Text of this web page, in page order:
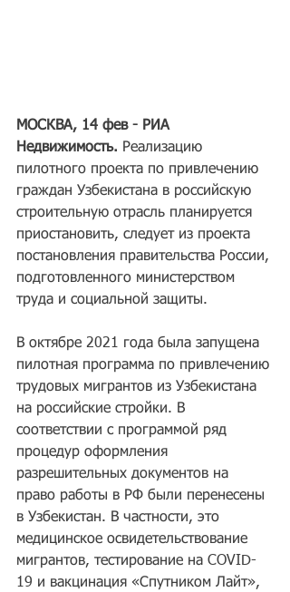
МОСКВА, 14 фев - РИА
Недвижимость. Реализацию
пилотного проекта по привлечению
граждан Узбекистана в российскую
строительную отрасль планируется
приостановить, следует из проекта
постановления правительства России,
подготовленного министерством
труда и социальной защиты.
В октябре 2021 года была запущена
пилотная программа по привлечению
трудовых мигрантов из Узбекистана
на российские стройки. В
соответствии с программой ряд
процедур оформления
разрешительных документов на
право работы в РФ были перенесены
в Узбекистан. В частности, это
медицинское освидетельствование
мигрантов, тестирование на COVID-
19 и вакцинация «Спутником Лайт»,